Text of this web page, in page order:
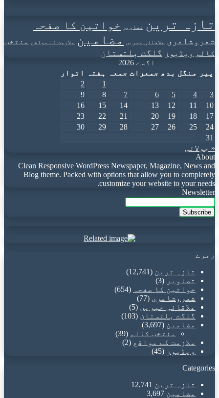
تازہ ترین تصاویر خواتین کا صفحہ
شعروشاعری علاقائی خبریں مضامین ملازمت کے مواقع
منتخب
کالم ویڈیوز گلگت بلتستان
اگست 2026
پیر
منگل بدھ جمعرات جمعہ ہفتہ
اتوار
1
2
3
4
5
6
7
8
9
10
11
12
13
14
15
16
17
18
19
20
21
22
23
24
25
26
27
28
29
30
31
« جولائی
About
Clean Responsive WordPress Newspaper, Magazine, News and
Blog theme. Packed with options that allow you to completely
customize your website to your needs.
Newsletter
Enter
your
Email
زمرے
تازہ ترین (12,741)
تصاویر (3)
خواتین کا صفحہ
(654)
شعروشاعری (77)
علاقائی خبریں (5)
گلگت بلتستان (103)
مضامین (3,697)
منتخب کالم (39)
ملازمت کے مواقع (2)
ویڈیوز (45)
Categories
تازہ ترین 12,741
مضامین 3,697